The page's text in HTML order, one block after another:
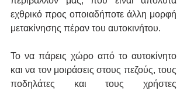
εχθρικό προς οποιαδήποτε άλλη μορφή
μετακίνησης πέραν του αυτοκινήτου.
Το να πάρεις χώρο από το αυτοκίνητο
και να τον μοιράσεις στους πεζούς, τους
ποδηλάτες και τους χρήστες